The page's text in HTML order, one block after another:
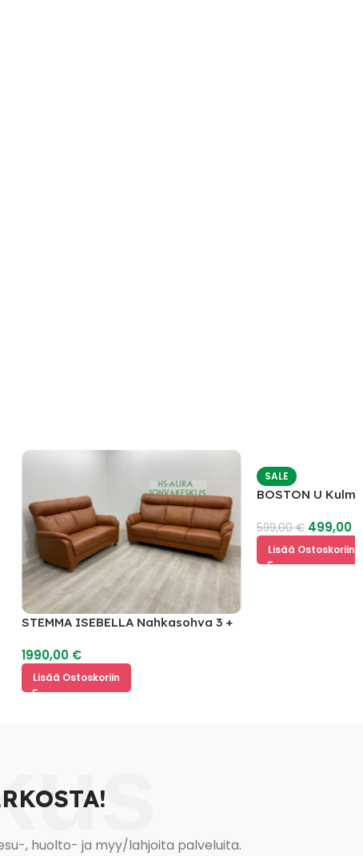
STEMMA ISEBELLA Nahkasohva 3 +
1990,00€
Lisää Ostoskoriin
SALE
BOSTON U
599,00€ 499,00€
Lisää Ostoskoriin
, huolto- ja myy/lahjoita palveluita.